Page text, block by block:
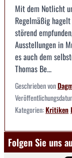
Mit dem Notlicht
Regelmäßig
störend
Ausstellungen in
es auch dem
Thomas Be...
Geschrieben von
Kategorien:Kritiken
Folgen Sie uns